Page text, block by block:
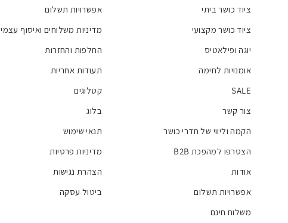
ציוד כושר ביתי
ציוד כושר מקצועי
יוגה ופילאטיס
אומנויות לחימה
SALE
צור קשר
הקמה וליווי של חדרי כושר
הצטרפו למהפכת B2B
אודות
אפשרויות תשלום
משלוח חינם
אפשרויות תשלום
מדיניות משלוחים ואיסוף עצמי
החלפות והחזרות
תעודות אחריות
קטלוגים
בלוג
תנאי שימוש
מדיניות פרטיות
הצהרת נגישות
ביטול עסקה